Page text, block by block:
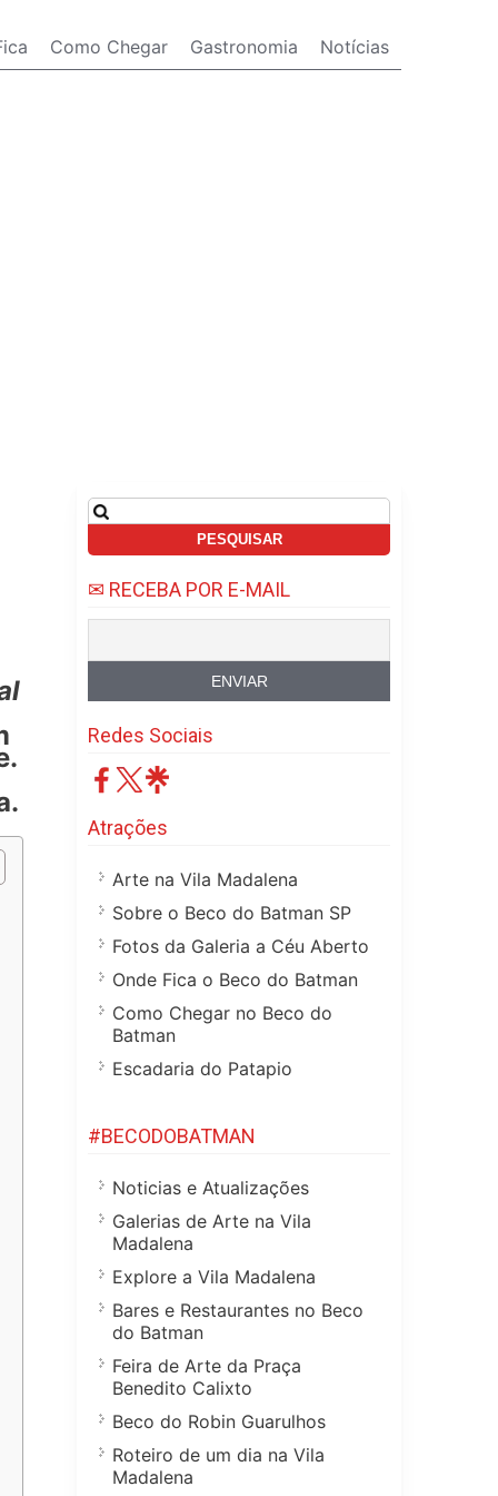
Como Chegar Gastronomia Notícias
Pesquisar
por:
✉ RECEBA POR E-MAIL
Redes Sociais
Atrações
Arte na Vila Madalena
Sobre o Beco do Batman SP
Fotos da Galeria a Céu Aberto
Onde Fica o Beco do Batman
Como Chegar no Beco do
Batman
Escadaria do Patapio
#BECODOBATMAN
Noticias e Atualizações
Galerias de Arte na Vila
Madalena
Explore a Vila Madalena
Bares e Restaurantes no Beco
do Batman
Feira de Arte da Praça
Benedito Calixto
Beco do Robin Guarulhos
Roteiro de um dia na Vila
Madalena